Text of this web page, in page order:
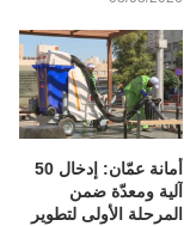
أمانة عمّان: إدخال 50
آلية ومعدّة ضمن
المرحلة الأولى لتطوير